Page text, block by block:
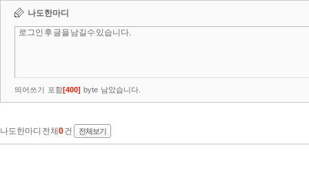
나도한마디
띄어쓰기 포함[400] byte 남았습니다.
나도한마디 전체 0건 전체보기